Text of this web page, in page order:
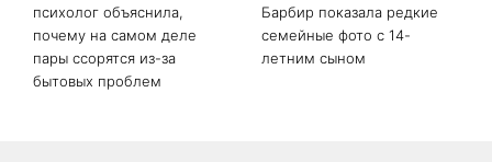
психолог объяснила,
почему на самом деле
пары ссорятся из-за
бытовых проблем
Барбир показала редкие
семейные фото с 14-
летним сыном